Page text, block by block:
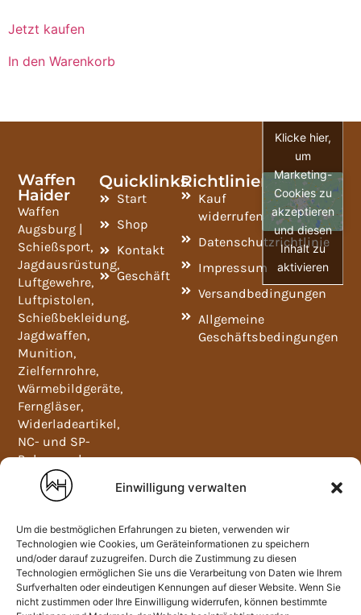
Einwilligung verwalten
Um die bestmöglichen Erfahrungen zu bieten, verwenden wir
Technologien wie Cookies, um Geräteinformationen zu speichern
und/oder darauf zuzugreifen. Durch die Zustimmung zu diesen
Technologien ermöglichen Sie uns die Verarbeitung von Daten wie Ihrem
Surfverhalten oder eindeutigen Kennungen auf dieser Website. Wenn Sie
nicht zustimmen oder Ihre Einwilligung widerrufen, können bestimmte
Jetzt kaufen
In den Warenkorb
Waffen
Haider
Waffen
Augsburg |
Schießsport,
Jagdausrüstung,
Luftgewehre,
Luftpistolen,
Schießbekleidung,
Jagdwaffen,
Munition,
Zielfernrohre,
Wärmebildgeräte,
Ferngläser,
Widerladeartikel,
NC- und SP-
Pulver und
Waffenschränke.
Mo-Fr
12:00
und
13:00-
18:00
Sa:
Quicklinks
Start
Shop
Kontakt
Geschäft
Richtlinien
Kauf
widerrufen
Datenschutzrichtlinie
Impressum
Versandbedingungen
Allgemeine
Geschäftsbedingungen
Klicke hier,
um
Marketing-
Cookies zu
akzeptieren
und diesen
Inhalt zu
aktivieren